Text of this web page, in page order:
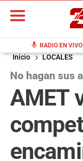
mic RADIO EN VIVO
Inicio LOCALES
No hagan sus
AMET